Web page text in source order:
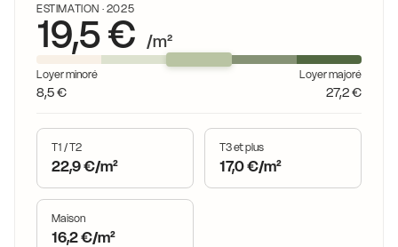
ESTIMATION · 2025
19,5 € /m²
Loyer minoré
8,5 €
Loyer majoré
27,2 €
T1 / T2
22,9 €/m²
T3 et plus
17,0 €/m²
Maison
16,2 €/m²